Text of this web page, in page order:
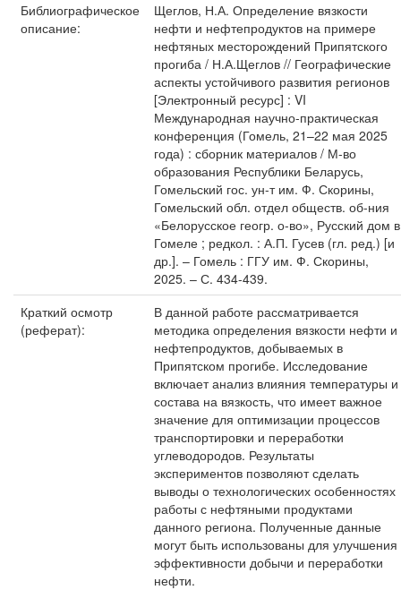
Библиографическое
описание:
Щеглов, Н.А. Определение вязкости
нефти и нефтепродуктов на примере
нефтяных месторождений Припятского
прогиба / Н.А.Щеглов // Географические
аспекты устойчивого развития регионов
[Электронный ресурс] : VI
Международная научно-практическая
конференция (Гомель, 21–22 мая 2025
года) : сборник материалов / М-во
образования Республики Беларусь,
Гомельский гос. ун-т им. Ф. Скорины,
Гомельский обл. отдел обществ. об-ния
«Белорусское геогр. о-во», Русский дом в
Гомеле ; редкол. : А.П. Гусев (гл. ред.) [и
др.]. – Гомель : ГГУ им. Ф. Скорины,
2025. – С. 434-439.
Краткий осмотр
(реферат):
В данной работе рассматривается
методика определения вязкости нефти и
нефтепродуктов, добываемых в
Припятском прогибе. Исследование
включает анализ влияния температуры и
состава на вязкость, что имеет важное
значение для оптимизации процессов
транспортировки и переработки
углеводородов. Результаты
экспериментов позволяют сделать
выводы о технологических особенностях
работы с нефтяными продуктами
данного региона. Полученные данные
могут быть использованы для улучшения
эффективности добычи и переработки
нефти.